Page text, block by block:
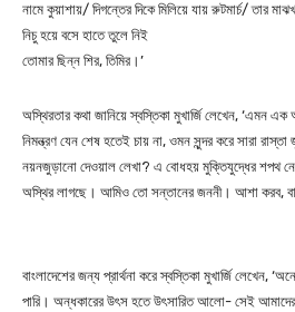
নামে কুয়াশায়/ দিগন্তের দিকে মিলিয়ে যায় রুটমার্চ/ তার
নিচু হয়ে বসে হাতে তুলে নিই
তোমার ছিন্ন শির, তিমির।’
অস্থিরতার কথা জানিয়ে স্বস্তিকা মুখার্জি লেখেন, ‘এমন এক
নিমন্ত্রণ যেন শেষ হতেই চায় না, ওমন সুন্দর করে সারা
নয়নজুড়ানো দেওয়াল লেখা? এ বোধহয় মুক্তিযুদ্ধের শপথ
অস্থির লাগছে। আমিও তো সন্তানের জননী। আশা করব,
বাংলাদেশের জন্য প্রার্থনা করে স্বস্তিকা মুখার্জি লেখেন,
পারি। অন্ধকারের উৎস হতে উৎসারিত আলো- সেই